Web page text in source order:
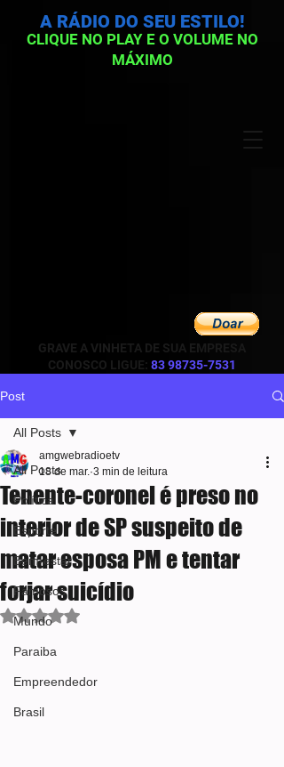
GRAVE A VINHETA DE SUA EMPRESA
CONOSCO LIGUE: 83 98735-7531
CLIQUE NO PLAY E O VOLUME NO
MÁXIMO
A RÁDIO DO SEU ESTILO!
Post
All Posts
Política
Esporte
Bem-estar
Famosos
Mundo
Paraiba
Empreendedor
Brasil
All Posts
Tenente-coronel é preso no
interior de SP suspeito de
matar esposa PM e tentar
forjar suicídio
amgwebradioetv
18 de mar. 3 min de leitura
Avaliado com NaN de 5 estrelas.